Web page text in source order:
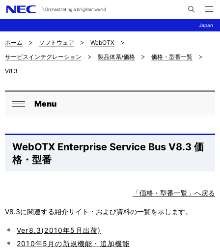
Japan
イ
検
メ
ニ
ュ
ナ
ビ
ー
ン
サ
イ
内
現
在
を
表
示
ホーム ソフトウェア
WebOTX
サービスインテグレーション
製品体系/価格
価格・型番一覧
V8.3
ロ
カ
ル
ゲ
ー
Menu
WebOTX Enterprise Service Bus V8.3 価
格・型番
「価格・型番一覧」へ戻る
V8.3に関連する紹介サイト・および資料の一覧を示します。
Ver8.3(2010年5月出荷)
2010年5月の新規機能・追加機能